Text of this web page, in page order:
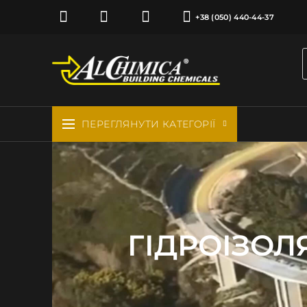
+38 (050) 440-44-37
ПЕРЕГЛЯНУТИ КАТЕГОРІЇ